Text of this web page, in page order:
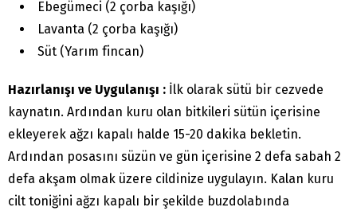
Ebegümeci (2 çorba kaşığı)
Lavanta (2 çorba kaşığı)
Süt (Yarım fincan)
Hazırlanışı ve Uygulanışı : İlk olarak sütü bir cezvede
kaynatın. Ardından kuru olan bitkileri sütün içerisine
ekleyerek ağzı kapalı halde 15-20 dakika bekletin.
Ardından posasını süzün ve gün içerisine 2 defa sabah 2
defa akşam olmak üzere cildinize uygulayın. Kalan kuru
cilt toniğini ağzı kapalı bir şekilde buzdolabında